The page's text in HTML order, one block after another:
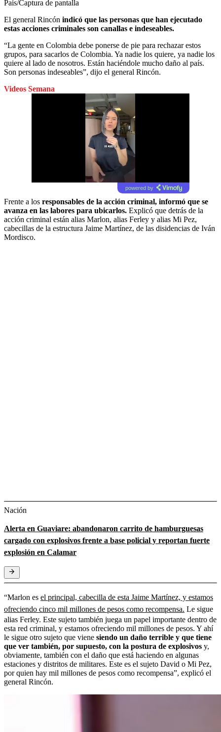
País/Captura de pantalla
El general Rincón indicó que las personas que han ejecutado
estas acciones criminales son canallas e indeseables.
“La gente en Colombia debe ponerse de pie para rechazar estos
grupos, para sacarlos de Colombia. Ya nadie los quiere, ya nadie los
quiere al lado de nosotros. Están haciéndole mucho daño al país.
Son personas indeseables”, dijo el general Rincón.
Videos Semana
powered by
Frente a los responsables de la acción criminal, informó que se
avanza en las labores para ubicarlos. Explicó que detrás de la
acción criminal están alias Marlon, alias Ferley y alias Mi Pez,
cabecillas de la estructura Jaime Martínez, de las disidencias de Iván
Mordisco.
Nación
Alerta en Guaviare: abandonaron carrito de hamburguesas
cargado con explosivos frente a base policial y reportan fuerte
explosión en Calamar
“Marlon es el principal, cabecilla de esta Jaime Martínez, y estamos
ofreciendo cinco mil millones de pesos como recompensa. Le sigue
alias Ferley. Este sujeto también juega un papel importante dentro de
esta red criminal, y estamos ofreciendo mil millones de pesos. Y ahí
le sigue otro sujeto que viene siendo un daño terrible y que tiene
que ver también, por supuesto, con la postura de explosivos y,
obviamente, también con el daño que está haciendo en algunas
estaciones y distritos de militares. Este es el sujeto David o Mi Pez,
por quien hay mil millones de pesos como recompensa”, explicó el
general Rincón.